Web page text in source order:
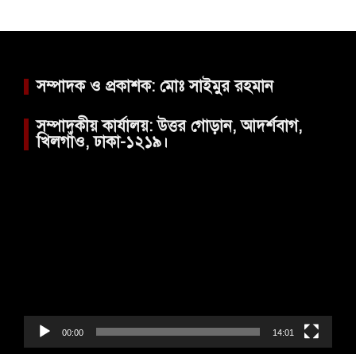
সম্পাদক ও প্রকাশক: মোঃ সাইমুর রহমান
সম্পাদকীয় কার্যালয়: উত্তর গোড়ান, আদর্শবাগ,
খিলগাঁও, ঢাকা-১২১৯।
00:00 14:01